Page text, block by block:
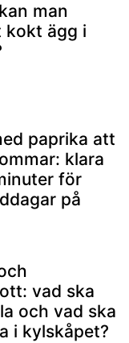
man
kokt ägg i
paprika att
klara
för
på
vad ska
och vad ska
i kylskåpet?